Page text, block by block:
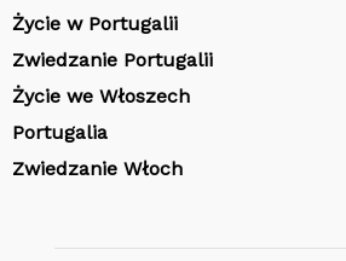
Życie w Portugalii
Zwiedzanie Portugalii
Życie we Włoszech
Portugalia
Zwiedzanie Włoch